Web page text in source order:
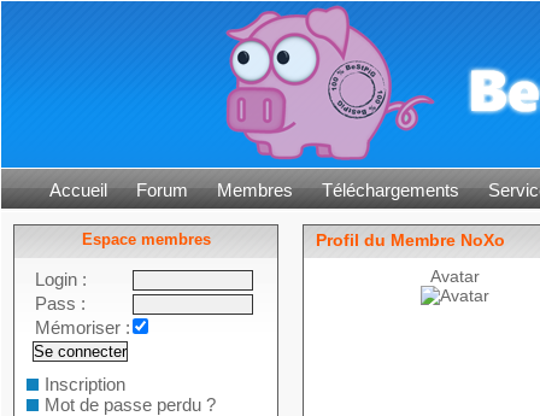
Accueil Forum Membres Téléchargements
Espace membres
Login :
Pass :
Mémoriser :
Inscription
Mot de passe perdu ?
Profil du Membre NoXo
Avatar